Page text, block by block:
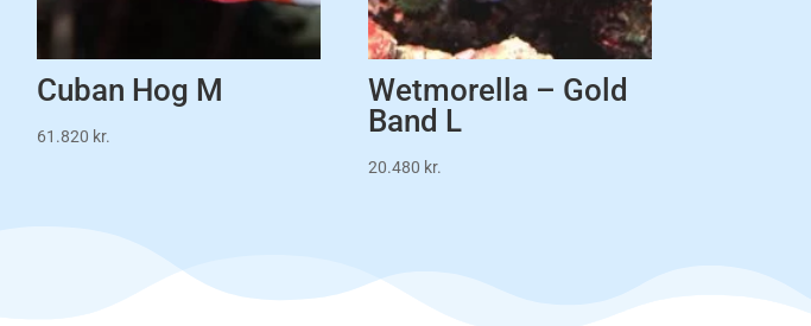
Cuban Hog M
61.820 kr.
Wetmorella – Gold
Band L
20.480 kr.